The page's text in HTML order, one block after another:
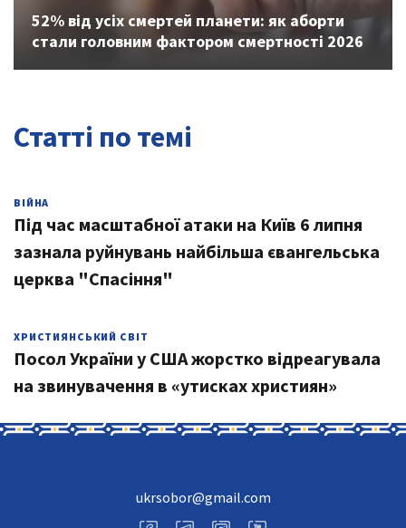
52% від усіх смертей планети: як аборти
стали головним фактором смертності 2026
Статті по темі
ВІЙНА
Під час масштабної атаки на Київ 6 липня
зазнала руйнувань найбільша євангельська
церква "Спасіння"
ХРИСТИЯНСЬКИЙ СВІТ
Посол України у США жорстко відреагувала
на звинувачення в «утисках християн»
ukrsobor@gmail.com